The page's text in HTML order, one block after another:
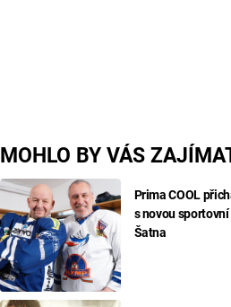
MOHLO BY VÁS
Prima COOL
s novou sportovní
Šatna